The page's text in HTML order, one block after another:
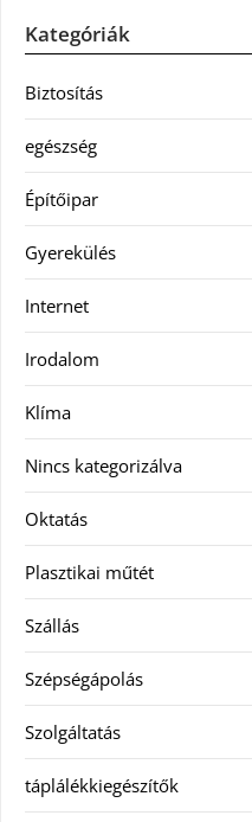
Kategóriák
Biztosítás
egészség
Építőipar
Gyerekülés
Internet
Irodalom
Klíma
Nincs kategorizálva
Oktatás
Plasztikai műtét
Szállás
Szépségápolás
Szolgáltatás
táplálékkiegészítők